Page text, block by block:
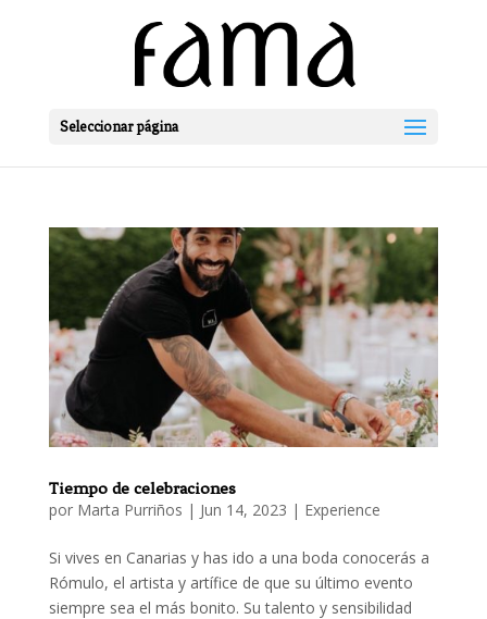
Seleccionar página
Tiempo de celebraciones
por Marta Purriños | Jun 14, 2023 | Experience
Si vives en Canarias y has ido a una boda conocerás a
Rómulo, el artista y artífice de que su último evento
siempre sea el más bonito. Su talento y sensibilidad